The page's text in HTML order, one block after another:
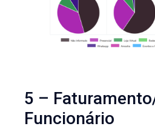
5 –
Funcionário